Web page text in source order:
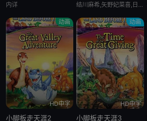
内详 结川麻希,矢野妃菜喜,日野麻里,铃代纱弓,悠木碧,户谷菊之介,中村悠一,小西克幸
动画
HD中字
小脚板走天涯2
动画
HD中字
小脚板走天涯3